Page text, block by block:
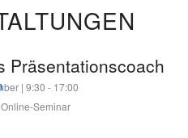
Präsentationscoach
| 9:30 - 17:00
Online-Seminar